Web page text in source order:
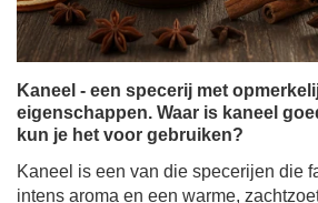
Kaneel - een specerij met
eigenschappen. Waar is kaneel
kun je het voor gebruiken?
Kaneel is een van die specerijen die
intens aroma en een warme,
denken aan het herfst-winterseizoen,
infusies en zelfgebakken gerechten -
ervan gaat veel verder. Al duizenden